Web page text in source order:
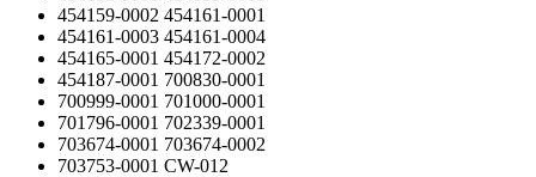
454159-0002 454161-0001
454161-0003 454161-0004
454165-0001 454172-0002
454187-0001 700830-0001
700999-0001 701000-0001
701796-0001 702339-0001
703674-0001 703674-0002
703753-0001 CW-012